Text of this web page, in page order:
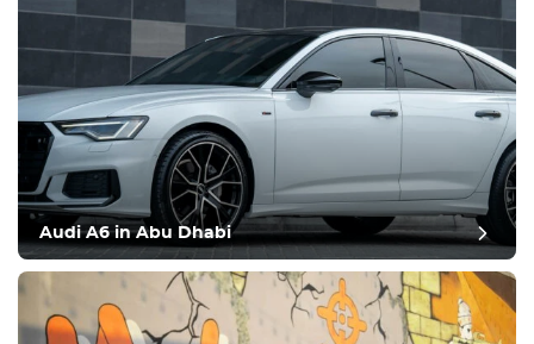
Audi A6 in Abu Dhabi